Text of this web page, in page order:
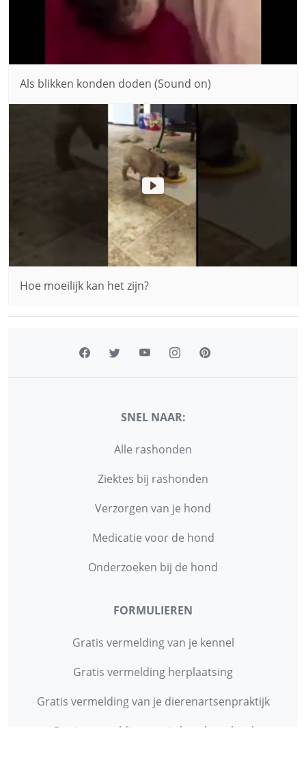
Als blikken konden doden (Sound on)
Hoe moeilijk kan het zijn?
SNEL NAAR:
Alle rashonden
Ziektes bij rashonden
Verzorgen van je hond
Medicatie voor de hond
Onderzoeken bij de hond
FORMULIEREN
Gratis vermelding van je kennel
Gratis vermelding herplaatsing
Gratis vermelding van je dierenartsenpraktijk
Gratis vermelding van je hondenschool